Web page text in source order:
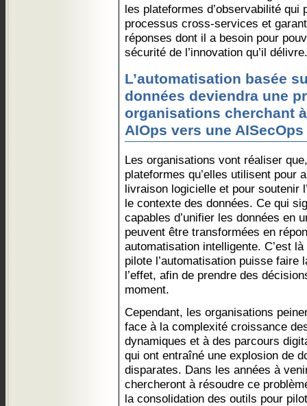
les plateformes d’observabilité qui
processus cross-services et
réponses dont il a besoin pour
sécurité de l’innovation qu’il délivre.
L’automatisation basée
données deviendra une
organisations cherchant
AIOps vers une
Les organisations vont réaliser
plateformes qu’elles utilisent pour
livraison logicielle et pour soutenir
le contexte des données. Ce qui
capables d’unifier les données en
peuvent être transformées en
automatisation intelligente. C’est
pilote l’automatisation puisse faire
l’effet, afin de prendre des
moment.
Cependant, les organisations
face à la complexité croissance
dynamiques et à des parcours
qui ont entraîné une explosion de
disparates. Dans les années à
chercheront à résoudre ce
la consolidation des outils pour